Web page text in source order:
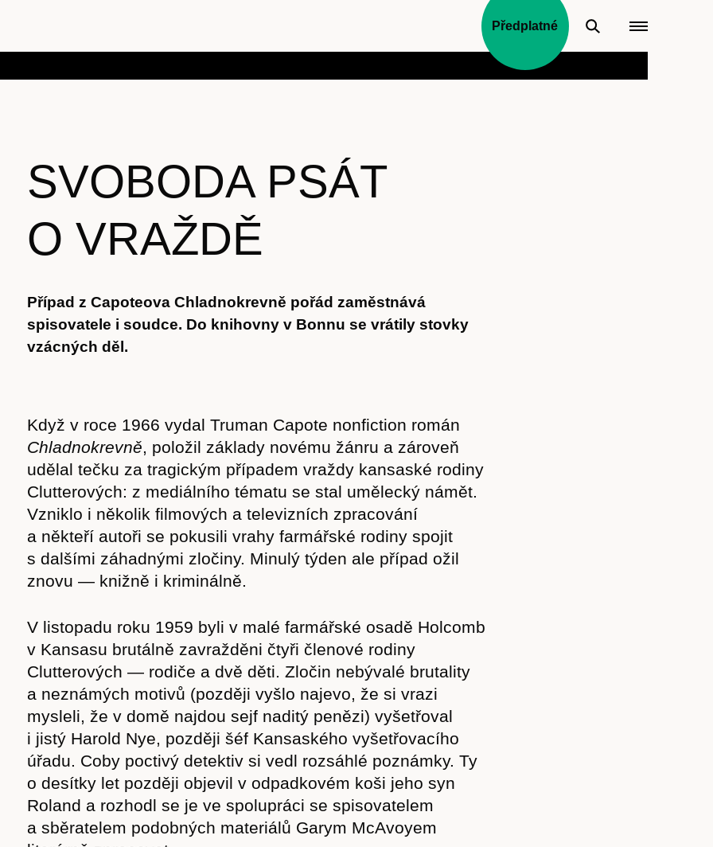
Předplatné
SVOBODA PSÁT
O VRAŽDĚ
Případ z Capoteova Chladnokrevně pořád zaměstnává
spisovatele i soudce. Do knihovny v Bonnu se vrátily stovky
vzácných děl.
Když v roce 1966 vydal Truman Capote nonfiction román
Chladnokrevně, položil základy novému žánru a zároveň
udělal tečku za tragickým případem vraždy kansaské rodiny
Clutterových: z mediálního tématu se stal umělecký námět.
Vzniklo i několik filmových a televizních zpracování
a někteří autoři se pokusili vrahy farmářské rodiny spojit
s dalšími záhadnými zločiny. Minulý týden ale případ ožil
znovu — knižně i kriminálně.
V listopadu roku 1959 byli v malé farmářské osadě Holcomb
v Kansasu brutálně zavražděni čtyři členové rodiny
Clutterových — rodiče a dvě děti. Zločin nebývalé brutality
a neznámých motivů (později vyšlo najevo, že si vrazi
mysleli, že v domě najdou sejf naditý penězi) vyšetřoval
i jistý Harold Nye, později šéf Kansaského vyšetřovacího
úřadu. Coby poctivý detektiv si vedl rozsáhlé poznámky. Ty
o desítky let později objevil v odpadkovém koši jeho syn
Roland a rozhodl se je ve spolupráci se spisovatelem
a sběratelem podobných materiálů Garym McAvoyem